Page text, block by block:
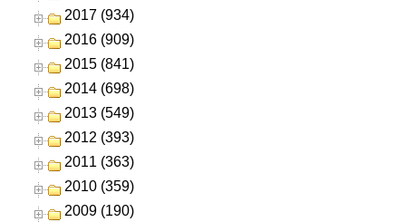
2017 (934)
2016 (909)
2015 (841)
2014 (698)
2013 (549)
2012 (393)
2011 (363)
2010 (359)
2009 (190)